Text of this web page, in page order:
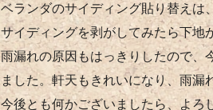
ベランダのサイディング貼り替えは
サイディングを剥がしてみたら下地
雨漏れの原因もはっきりしたので、
ました。軒天もきれいになり、雨漏
今後とも何かございましたら、よろ